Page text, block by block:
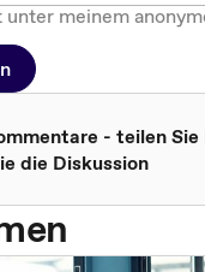
meinem
- teilen
die Diskussion